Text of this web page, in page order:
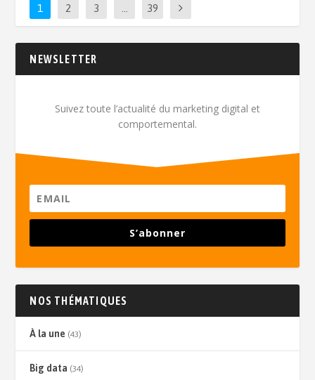
1 2 3 39
NEWSLETTER
Suivez toute l’actualité du marketing digital et
comportemental.
S’abonner
NOS THÉMATIQUES
À la une (43)
Big data (34)